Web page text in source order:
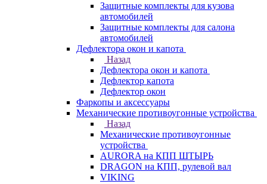
Защитные комплекты для кузова
автомобилей
Защитные комплекты для салона
автомобилей
Дефлектора окон и капота
Назад
Дефлектора окон и капота
Дефлектор капота
Дефлектор окон
Фаркопы и аксессуары
Механические противоугонные устройства
Назад
Механические противоугонные
устройства
AURORA на КПП ШТЫРЬ
DRAGON на КПП, рулевой вал
VIKING